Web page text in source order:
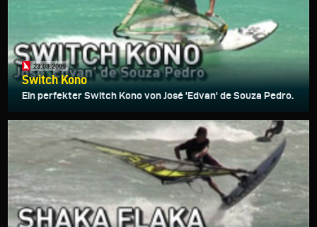
23.08.2009
Switch Kono
Ein perfekter Switch Kono von José 'Edvan' de Souza Pedro.